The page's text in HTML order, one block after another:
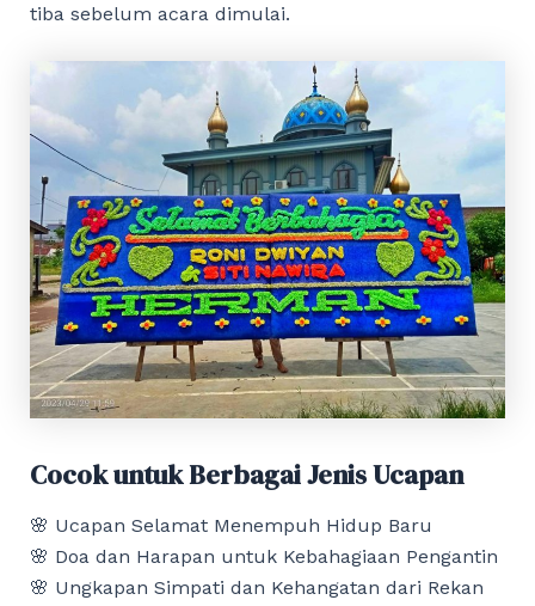
tiba sebelum acara dimulai.
Cocok untuk Berbagai Jenis Ucapan
🌸 Ucapan Selamat Menempuh Hidup Baru
🌸 Doa dan Harapan untuk Kebahagiaan Pengantin
🌸 Ungkapan Simpati dan Kehangatan dari Rekan